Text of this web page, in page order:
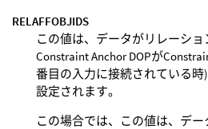
RELAFFOBJIDS
この値は、データがリレーショ
Constraint Anchor DOPが
番目の入力に接続されている
設定されます。
この場合では、この値は、デ